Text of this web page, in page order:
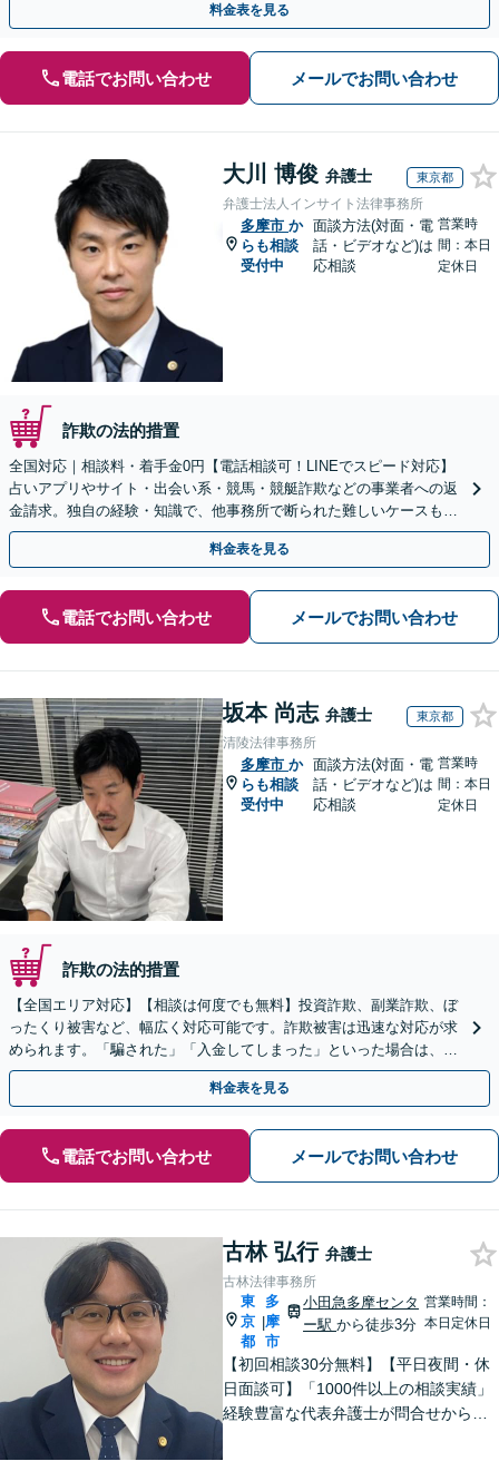
料金表を見る
電話でお問い合わせ メールでお問い合わせ
大川 博俊 弁護士 東京都
弁護士法人インサイト法律事務所
多摩市 か
らも相談
受付中
面談方法(対面・電
話・ビデオなど)は
応相談
営業時
間：本日
定休日
詐欺の法的措置
全国対応｜相談料・着手金0円【電話相談可！LINEでスピード対応】
占いアプリやサイト・出会い系・競馬・競艇詐欺などの事業者への返
金請求。独自の経験・知識で、他事務所で断られた難しいケースも解
決に導いた実績あり。まずはお気軽にご相談ください
料金表を見る
電話でお問い合わせ メールでお問い合わせ
坂本 尚志 弁護士 東京都
清陵法律事務所
多摩市 か
らも相談
受付中
面談方法(対面・電
話・ビデオなど)は
応相談
営業時
間：本日
定休日
詐欺の法的措置
【全国エリア対応】【相談は何度でも無料】投資詐欺、副業詐欺、ぼ
ったくり被害など、幅広く対応可能です。詐欺被害は迅速な対応が求
められます。「騙された」「入金してしまった」といった場合は、お
早めにご相談ください。【電話・メール・WEB相談可】
料金表を見る
電話でお問い合わせ メールでお問い合わせ
古林 弘行 弁護士
古林法律事務所
東
京
都
|
多
摩
市
小田急多摩センタ
ー駅から徒歩3分
営業時間：
本日定休日
【初回相談30分無料】【平日夜間・休
日面談可】「1000件以上の相談実績」
経験豊富な代表弁護士が問合せから解